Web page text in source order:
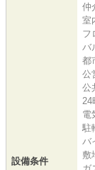
設備条件
仲
室
フ
バ
都
公
公
24
電
駐
バ
敷